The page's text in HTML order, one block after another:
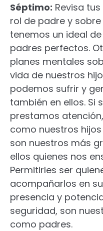
Séptimo: Revisa
rol de padre y
tenemos un ideal
padres perfectos.
planes mentales
vida de nuestros
podemos sufrir y
también en ellos. Si
prestamos
como nuestros
son nuestros más
ellos quienes nos
Permitirles ser
acompañarlos en
presencia y
seguridad, son
como padres.